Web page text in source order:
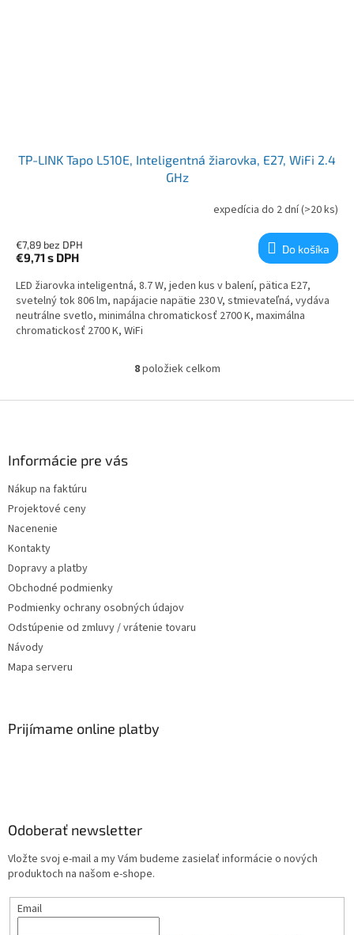
TP-LINK Tapo L510E, Inteligentná žiarovka, E27, WiFi 2.4
GHz
expedícia do 2 dní(>20 ks)
€7,89 bez DPH
€9,71 s DPH
Do košíka
LED žiarovka inteligentná, 8.7 W, jeden kus v balení, pätica E27,
svetelný tok 806 lm, napájacie napätie 230 V, stmievateľná, vydáva
neutrálne svetlo, minimálna chromatickosť 2700 K, maximálna
chromatickosť 2700 K, WiFi
Ovládacie prvky výpisu
8položiek celkom
Informácie pre vás
Nákup na faktúru
Projektové ceny
Nacenenie
Kontakty
Dopravy a platby
Obchodné podmienky
Podmienky ochrany osobných údajov
Odstúpenie od zmluvy / vrátenie tovaru
Návody
Mapa serveru
Prijímame online platby
Odoberať newsletter
Vložte svoj e-mail a my Vám budeme zasielať informácie o nových
produktoch na našom e-shope.
Email